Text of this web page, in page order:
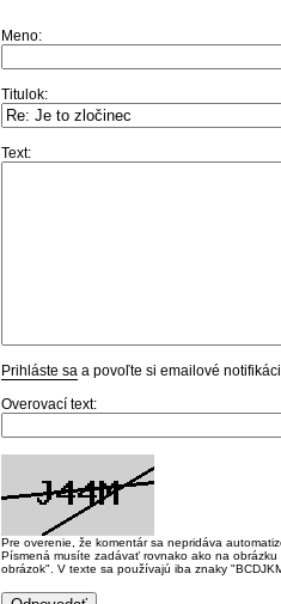
Meno:
Titulok:
Text:
Prihláste sa a povoľte si emailové
Overovací text:
Pre overenie, že komentár sa nepridáva
Písmená musíte zadávať rovnako ako na
obrázok". V texte sa používajú iba znaky